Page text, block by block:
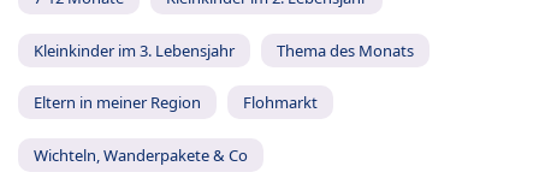
Kleinkinder im 3. Lebensjahr Thema des Monats
Eltern in meiner Region Flohmarkt
Wichteln, Wanderpakete & Co